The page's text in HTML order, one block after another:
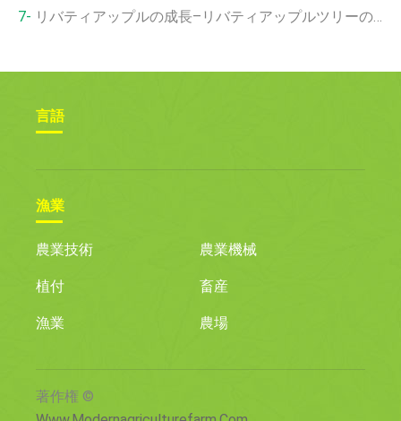
リバティアップルの成長–リバティアップルツリーのお手入れ
言語
漁業
農業技術 農業機械
植付 畜産
漁業 農場
著作権 ©